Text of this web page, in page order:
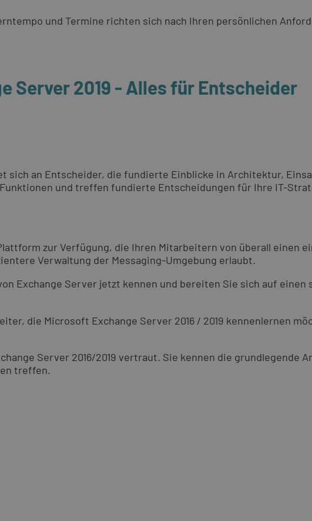
und Termine richten sich nach Ihren persönlichen
Server 2019 - Alles für Entscheider
sich an Entscheider, die fundierte Einblicke in Architektur,
und treffen fundierte Entscheidungen für Ihre IT-
zur Verfügung, die Ihren Mitarbeitern von überall einen
Verwaltung der Messaging-Umgebung erlaubt.
Exchange Server jetzt kennen und bereiten Sie sich auf einen
die Microsoft Exchange Server 2016 / 2019 kennenlernen
Server 2016/2019 vertraut. Sie kennen die grundlegende
treffen.